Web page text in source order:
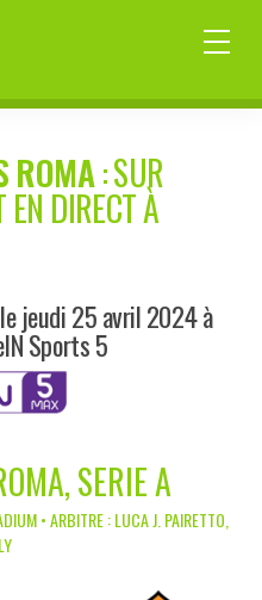
ROMA: SUR
EN DIRECT À
jeudi 25 avril 2024 à
Sports 5
SERIE A
• ARBITRE : LUCA J. PAIRETTO,